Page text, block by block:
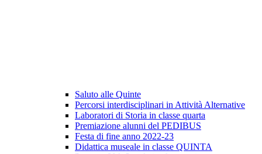
Saluto alle Quinte
Percorsi interdisciplinari in Attività Alternative
Laboratori di Storia in classe quarta
Premiazione alunni del PEDIBUS
Festa di fine anno 2022-23
Didattica museale in classe QUINTA